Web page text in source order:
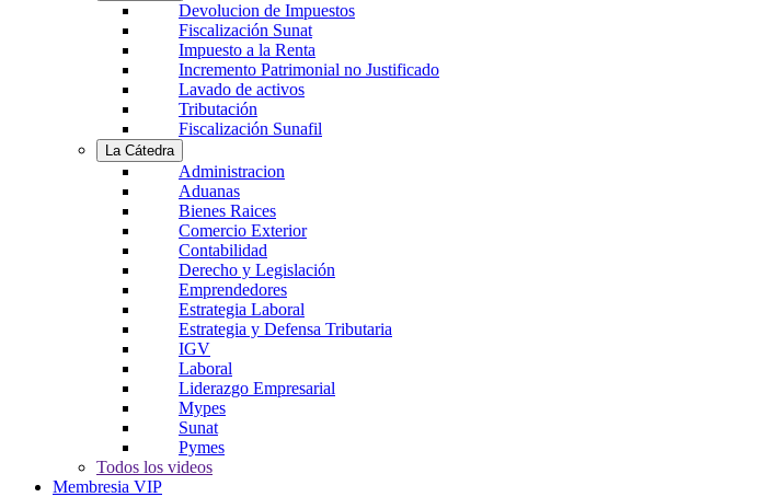
Devolucion de Impuestos
Fiscalización Sunat
Impuesto a la Renta
Incremento Patrimonial no Justificado
Lavado de activos
Tributación
Fiscalización Sunafil
La Cátedra
Administracion
Aduanas
Bienes Raices
Comercio Exterior
Contabilidad
Derecho y Legislación
Emprendedores
Estrategia Laboral
Estrategia y Defensa Tributaria
IGV
Laboral
Liderazgo Empresarial
Mypes
Sunat
Pymes
Todos los videos
Membresia VIP